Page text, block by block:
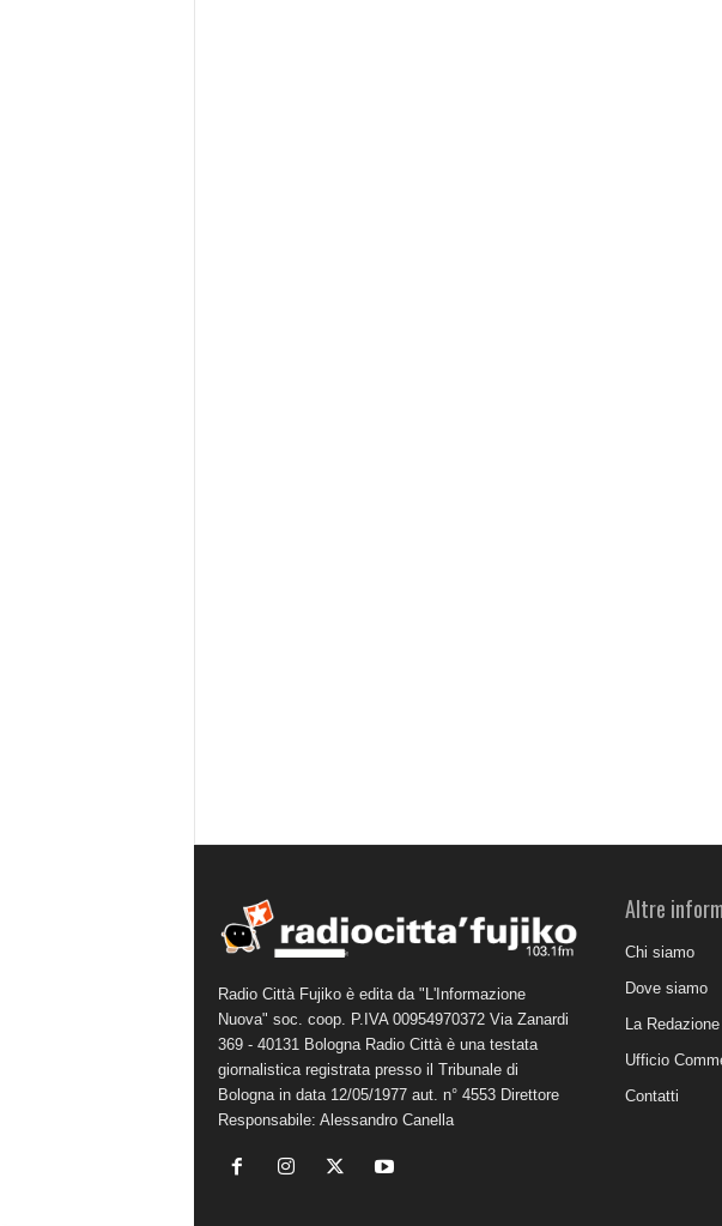
Radio Città Fujiko è edita da "L'Informazione
Nuova" soc. coop. P.IVA 00954970372 Via Zanardi
369 - 40131 Bologna Radio Città è una testata
giornalistica registrata presso il Tribunale di
Bologna in data 12/05/1977 aut. n° 4553 Direttore
Responsabile: Alessandro Canella
Altre
Chi siamo
Dove siamo
La Redazione
Ufficio
Contatti